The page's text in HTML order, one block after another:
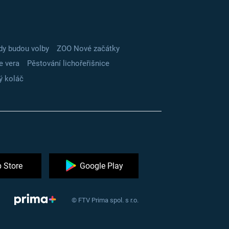
budou volby
ZOO Nové začátky
vera
Pěstování lichořeřišnice
koláč
Store Google Play
© FTV Prima spol. s r.o.